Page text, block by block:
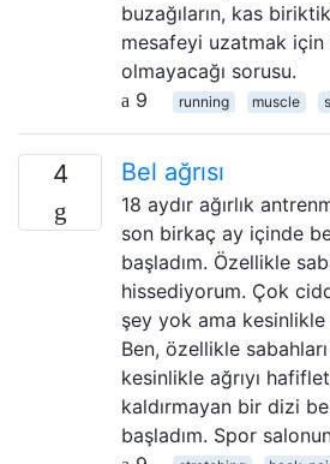
buzağıların, kas
mesafeyi uzatmak
olmayacağı sorusu.
9
running muscle
4 Bel ağrısı
18 aydır ağırlık
son birkaç ay içinde
başladım. Özellikle
hissediyorum. Çok
şey yok ama
Ben, özellikle
kesinlikle ağrıyı
kaldırmayan bir dizi
başladım. Spor